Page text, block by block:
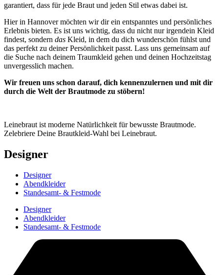
garantiert, dass für jede Braut und jeden Stil etwas dabei ist.
Hier in Hannover möchten wir dir ein entspanntes und persönliches
Erlebnis bieten. Es ist uns wichtig, dass du nicht nur irgendein Kleid
findest, sondern das Kleid, in dem du dich wunderschön fühlst und
das perfekt zu deiner Persönlichkeit passt. Lass uns gemeinsam auf
die Suche nach deinem Traumkleid gehen und deinen Hochzeitstag
unvergesslich machen.
Wir freuen uns schon darauf, dich kennenzulernen und mit dir
durch die Welt der Brautmode zu stöbern!
Leinebraut ist moderne Natürlichkeit für bewusste Brautmode.
Zelebriere Deine Brautkleid-Wahl bei Leinebraut.
Designer
Designer
Abendkleider
Standesamt- & Festmode
Designer
Abendkleider
Standesamt- & Festmode